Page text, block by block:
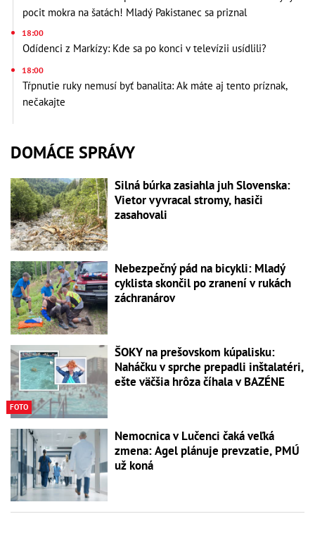
pocit mokra na šatách! Mladý Pakistanec sa priznal
18:00
Odídenci z Markízy: Kde sa po konci v televízii usídlili?
18:00
Tŕpnutie ruky nemusí byť banalita: Ak máte aj tento príznak,
nečakajte
DOMÁCE SPRÁVY
Silná búrka zasiahla juh Slovenska:
Vietor vyvracal stromy, hasiči
zasahovali
Nebezpečný pád na bicykli: Mladý
cyklista skončil po zranení v rukách
záchranárov
FOTO
ŠOKY na prešovskom kúpalisku:
Naháčku v sprche prepadli inštalatéri,
ešte väčšia hrôza číhala v BAZÉNE
Nemocnica v Lučenci čaká veľká
zmena: Agel plánuje prevzatie, PMÚ
už koná